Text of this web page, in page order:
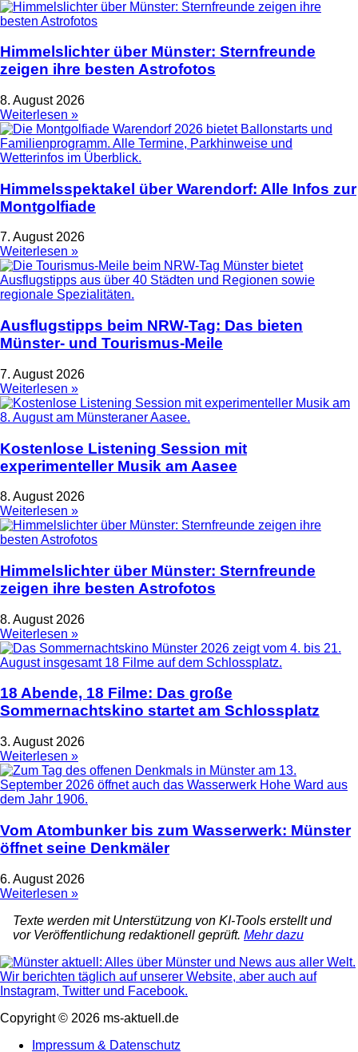
Himmelslichter über Münster: Sternfreunde
zeigen ihre besten Astrofotos
8. August 2026
Weiterlesen »
Himmelsspektakel über Warendorf: Alle Infos zur
Montgolfiade
7. August 2026
Weiterlesen »
Ausflugstipps beim NRW-Tag: Das bieten
Münster- und Tourismus-Meile
7. August 2026
Weiterlesen »
Kostenlose Listening Session mit
experimenteller Musik am Aasee
8. August 2026
Weiterlesen »
Himmelslichter über Münster: Sternfreunde
zeigen ihre besten Astrofotos
8. August 2026
Weiterlesen »
18 Abende, 18 Filme: Das große
Sommernachtskino startet am Schlossplatz
3. August 2026
Weiterlesen »
Vom Atombunker bis zum Wasserwerk: Münster
öffnet seine Denkmäler
6. August 2026
Weiterlesen »
Texte werden mit Unterstützung von KI-Tools erstellt und
vor Veröffentlichung redaktionell geprüft. Mehr dazu
Copyright © 2026 ms-aktuell.de
Impressum & Datenschutz